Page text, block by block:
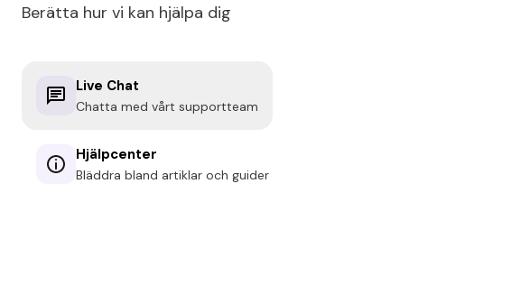
Berätta hur vi kan hjälpa dig
Live Chat
Chatta med vårt supportteam
Hjälpcenter
Bläddra bland artiklar och guider